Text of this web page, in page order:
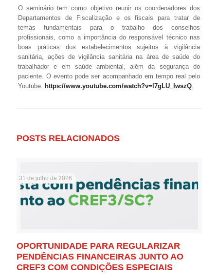
O seminário tem como objetivo reunir os coordenadores dos
Departamentos de Fiscalização e os fiscais para tratar de
temas fundamentais para o trabalho dos conselhos
profissionais, como a importância do responsável técnico nas
boas práticas dos estabelecimentos sujeitos à vigilância
sanitária, ações de vigilância sanitária na área de saúde do
trabalhador e em saúde ambiental, além da segurança do
paciente. O evento pode ser acompanhado em tempo real pelo
Youtube: https://www.youtube.com/watch?v=l7gLU_IwszQ.
POSTS RELACIONADOS
31 de julho de 2026
OPORTUNIDADE PARA REGULARIZAR
PENDÊNCIAS FINANCEIRAS JUNTO AO
CREF3 COM CONDIÇÕES ESPECIAIS